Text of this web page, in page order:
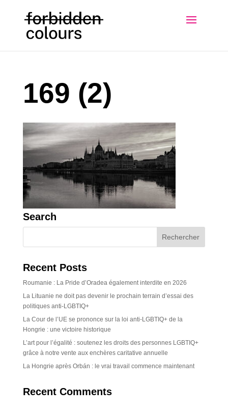
169 (2)
Search
Recent Posts
Roumanie : La Pride d’Oradea également interdite en 2026
La Lituanie ne doit pas devenir le prochain terrain d’essai des
politiques anti-LGBTIQ+
La Cour de l’UE se prononce sur la loi anti-LGBTIQ+ de la
Hongrie : une victoire historique
L’art pour l’égalité : soutenez les droits des personnes LGBTIQ+
grâce à notre vente aux enchères caritative annuelle
La Hongrie après Orbán : le vrai travail commence maintenant
Recent Comments